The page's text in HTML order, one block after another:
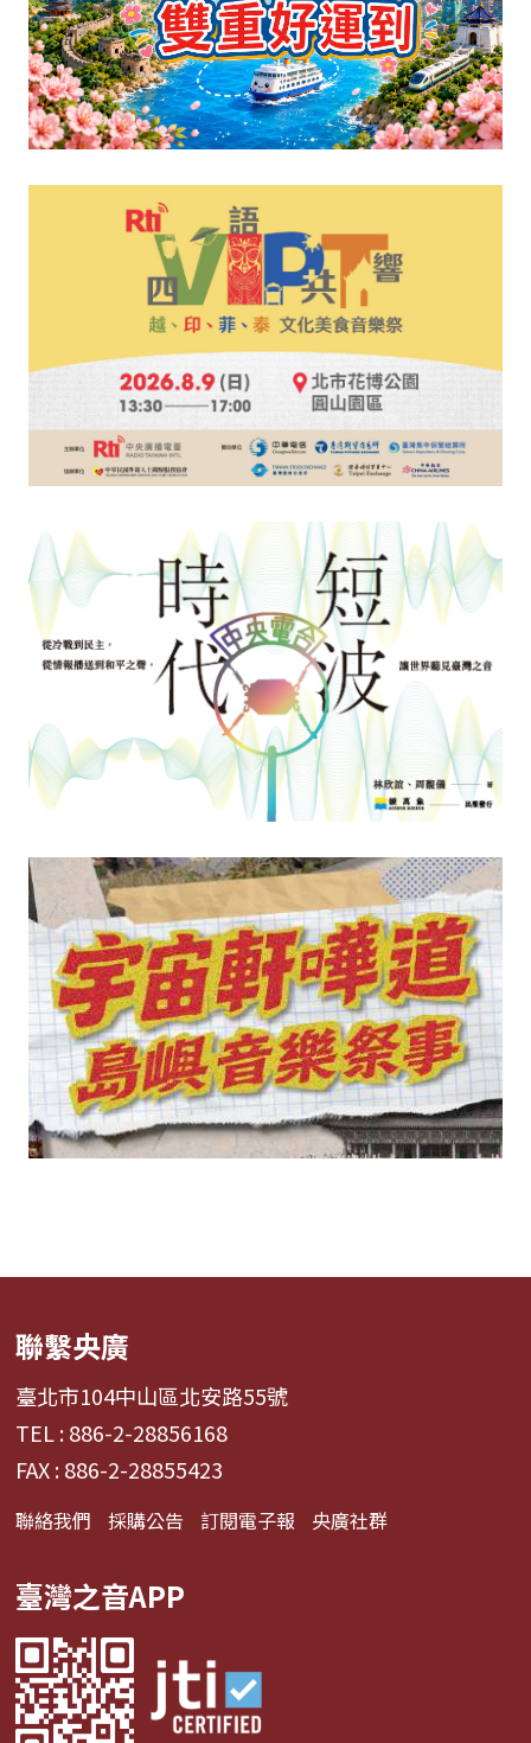
聯繫央廣
臺北市104中山區北安路55號
TEL : 886-2-28856168
FAX : 886-2-28855423
聯絡我們 採購公告 訂閱電子報 央廣社群
臺灣之音APP